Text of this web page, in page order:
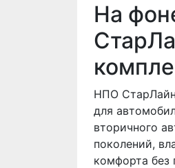
На
НПО СтарЛайн
для
вторичного
поколений,
комфорта без